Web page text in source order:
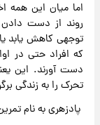
اما میان این همه
روند از دست دادن
توجهی کاهش یابد
دست آورند. این
تحرک را به زندگی
پادزهری به نام